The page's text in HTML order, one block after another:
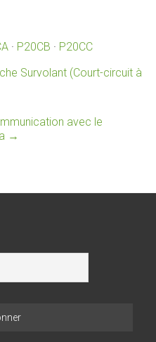
· P20CB · P20CC
Survolant (Court-circuit à
avec le
→